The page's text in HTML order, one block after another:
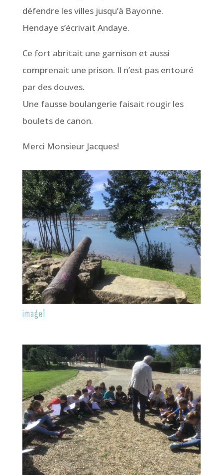
défendre les villes jusqu’à Bayonne.
Hendaye s’écrivait Andaye.
Ce fort abritait une garnison et aussi
comprenait une prison. Il n’est pas entouré
par des douves.
Une fausse boulangerie faisait rougir les
boulets de canon.
Merci Monsieur Jacques!
image1